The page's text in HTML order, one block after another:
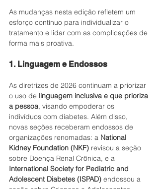
As mudanças nesta edição refletem um
esforço contínuo para individualizar o
tratamento e lidar com as complicações de
forma mais proativa.
1. Linguagem e Endossos
As diretrizes de 2026 continuam a priorizar
o uso de linguagem inclusiva e que prioriza
a pessoa, visando empoderar os
indivíduos com diabetes. Além disso,
novas seções receberam endossos de
organizações renomadas: a National
Kidney Foundation (NKF) revisou a seção
sobre Doença Renal Crônica, e a
International Society for Pediatric and
Adolescent Diabetes (ISPAD) endossou a